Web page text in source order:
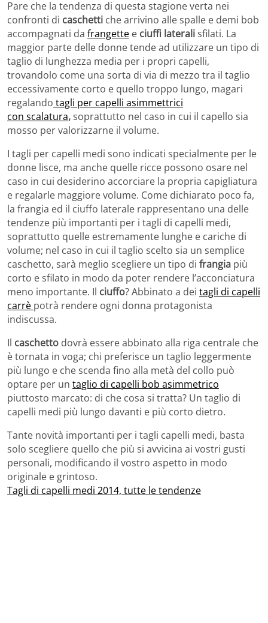
Pare che la tendenza di questa stagione verta nei
confronti di caschetti che arrivino alle spalle e demi bob
accompagnati da frangette e ciuffi lateralisfilati. La
maggior parte delle donne tende ad utilizzare un tipo di
taglio di lunghezza media per i propri capelli,
trovandolo come una sorta di via di mezzo tra il taglio
eccessivamente corto e quello troppo lungo, magari
regalando tagli per capelli asimmettrici
con scalatura,soprattutto nel caso in cui il capello sia
mosso per valorizzarne il volume.
I tagli per capelli medi sono indicati specialmente per le
donne lisce, ma anche quelle ricce possono osare nel
caso in cui desiderino accorciare la propria capigliatura
e regalarle maggiore volume. Come dichiarato poco fa,
la frangia ed il ciuffo laterale rappresentano una delle
tendenze più importanti per i tagli di capelli medi,
soprattutto quelle estremamente lunghe e cariche di
volume; nel caso in cui il taglio scelto sia un semplice
caschetto, sarà meglio scegliere un tipo di frangia più
corto e sfilato in modo da poter rendere l’acconciatura
meno importante. Il ciuffo? Abbinato a dei tagli di capelli
carrè potrà rendere ogni donna protagonista
indiscussa.
Il caschetto dovrà essere abbinato alla riga centrale che
è tornata in voga; chi preferisce un taglio leggermente
più lungo e che scenda fino alla metà del collo può
optare per un taglio di capelli bob asimmetrico
piuttosto marcato: di che cosa si tratta? Un taglio di
capelli medi più lungo davanti e più corto dietro.
Tante novità importanti per i tagli capelli medi, basta
solo scegliere quello che più si avvicina ai vostri gusti
personali, modificando il vostro aspetto in modo
originale e grintoso.
Tagli di capelli medi 2014, tutte le tendenze